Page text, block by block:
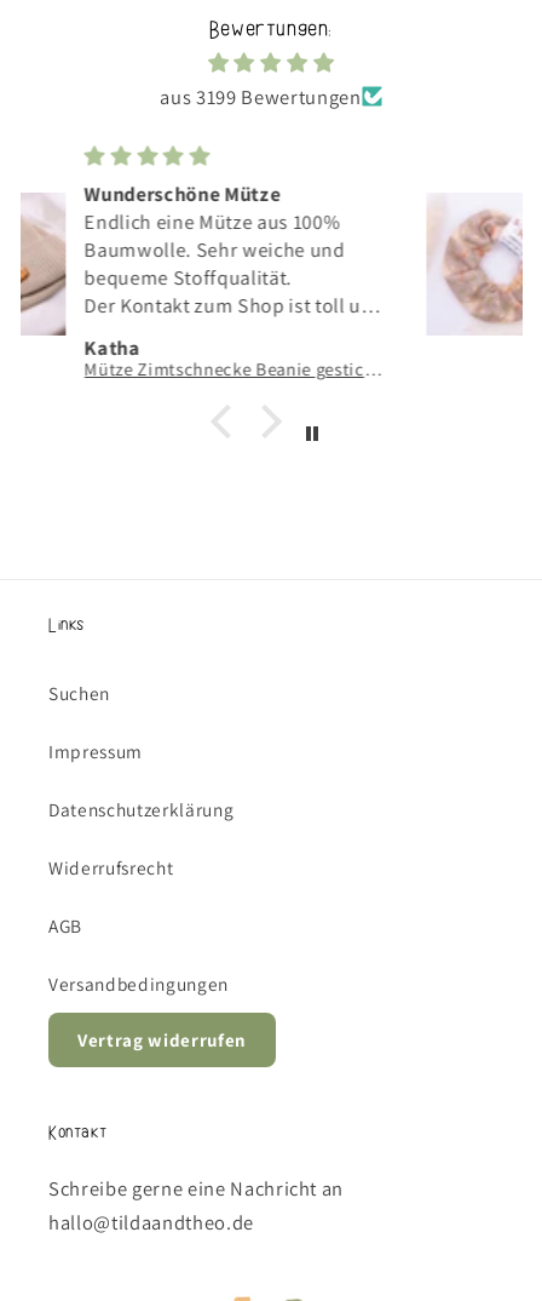
Bewertungen:
aus 3199 Bewertungen
Scrunchie
Ein Scrunchie das nicht jeder hat.
Liebevolles Design und tolle
Verarbeitung.
Es hält auch sicher meine langen
Links
Suchen
Impressum
Datenschutzerklärung
Widerrufsrecht
AGB
Versandbedingungen
Vertrag widerrufen
Kontakt
Schreibe gerne eine Nachricht an
hallo@tildaandtheo.de